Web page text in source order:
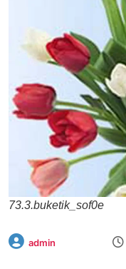
73.3.buketik_sof0e
admin